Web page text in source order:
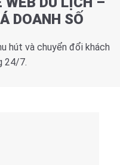
DOANH SỐ
hút và chuyển đổi khách
24/7.